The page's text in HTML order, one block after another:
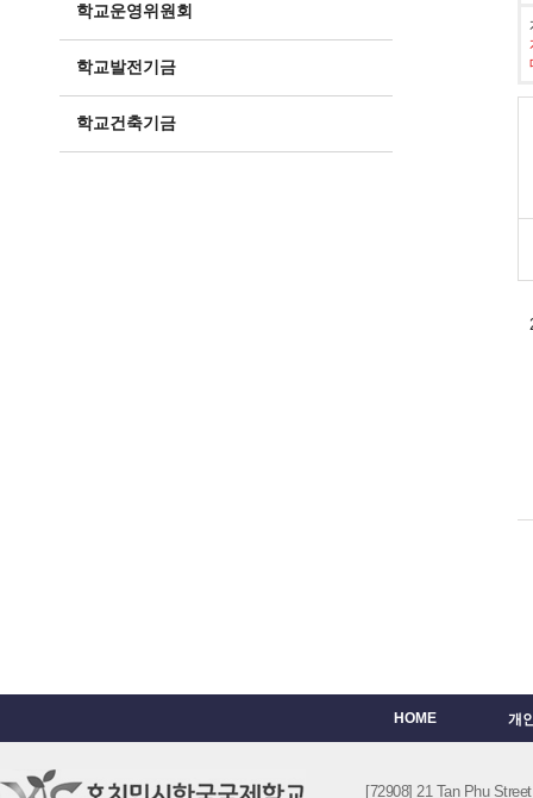
학교운영위원회
학교발전기금
학교건축기금
HOME 개
[72908] 21 Tan Phu